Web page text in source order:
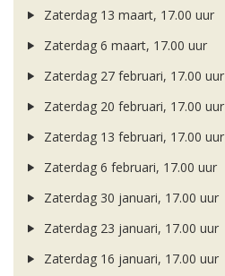
Zaterdag 13 maart, 17.00 uur
Zaterdag 6 maart, 17.00 uur
Zaterdag 27 februari, 17.00 uur
Zaterdag 20 februari, 17.00 uur
Zaterdag 13 februari, 17.00 uur
Zaterdag 6 februari, 17.00 uur
Zaterdag 30 januari, 17.00 uur
Zaterdag 23 januari, 17.00 uur
Zaterdag 16 januari, 17.00 uur